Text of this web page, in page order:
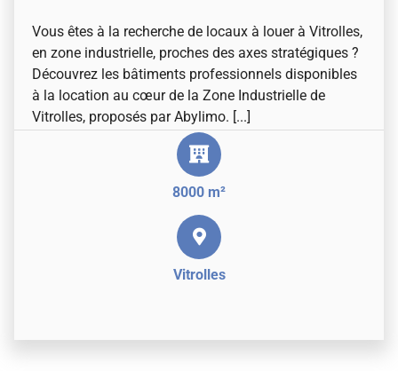
Vous êtes à la recherche de locaux à louer à Vitrolles,
en zone industrielle, proches des axes stratégiques ?
Découvrez les bâtiments professionnels disponibles
à la location au cœur de la Zone Industrielle de
Vitrolles, proposés par Abylimo. [...]
8000 m²
Vitrolles